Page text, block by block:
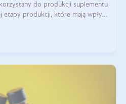
do produkcji suplementu
etapy produkcji, które mają wpływ